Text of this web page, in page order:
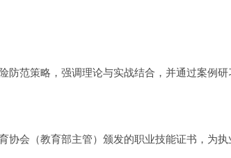
范策略，强调理论与实战结合，并通过案例研
会（教育部主管）颁发的职业技能证书，为执